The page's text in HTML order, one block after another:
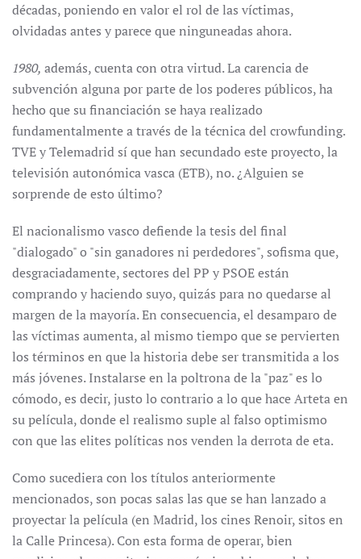
décadas, poniendo en valor el rol de las víctimas,
olvidadas antes y parece que ninguneadas ahora.
1980, además, cuenta con otra virtud. La carencia de
subvención alguna por parte de los poderes públicos, ha
hecho que su financiación se haya realizado
fundamentalmente a través de la técnica del crowfunding.
TVE y Telemadrid sí que han secundado este proyecto, la
televisión autonómica vasca (ETB), no. ¿Alguien se
sorprende de esto último?
El nacionalismo vasco defiende la tesis del final
"dialogado" o "sin ganadores ni perdedores", sofisma que,
desgraciadamente, sectores del PP y PSOE están
comprando y haciendo suyo, quizás para no quedarse al
margen de la mayoría. En consecuencia, el desamparo de
las víctimas aumenta, al mismo tiempo que se pervierten
los términos en que la historia debe ser transmitida a los
más jóvenes. Instalarse en la poltrona de la "paz" es lo
cómodo, es decir, justo lo contrario a lo que hace Arteta en
su película, donde el realismo suple al falso optimismo
con que las elites políticas nos venden la derrota de eta.
Como sucediera con los títulos anteriormente
mencionados, son pocas salas las que se han lanzado a
proyectar la película (en Madrid, los cines Renoir, sitos en
la Calle Princesa). Con esta forma de operar, bien